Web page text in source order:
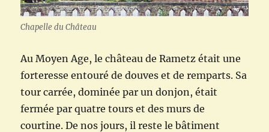
Chapelle du Château
Au Moyen Age, le château de Rametz était une
forteresse entouré de douves et de remparts. Sa
tour carrée, dominée par un donjon, était
fermée par quatre tours et des murs de
courtine. De nos jours, il reste le bâtiment